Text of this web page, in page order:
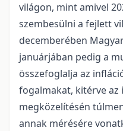
világon, mint amivel
szembesülni a fejlett
decemberében
januárjában pedig a
összefoglalja az
fogalmakat, kitérve
megközelítésén
annak mérésére